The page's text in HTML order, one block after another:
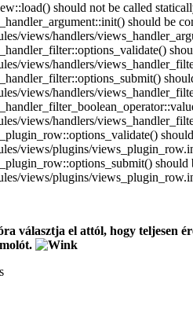
should not be called
should be
views/handlers/
views/handlers/
views/handlers/
views/handlers/
views/plugins/
views/plugins/
választja el attól, hogy teljesen